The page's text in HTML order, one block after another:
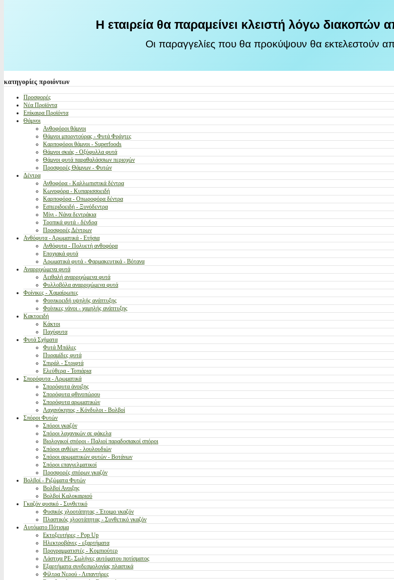
Η εταιρεία θα παραμείνει κλειστή λόγω διακοπών
Οι παραγγελίες που θα προκύψουν θα εκτελεστούν
κατηγορίες προιόντων
Προσφορές
Νέα Προϊόντα
Επίκαιρα Προϊόντα
Θάμνοι
Ανθοφόροι θάμνοι
Θάμνοι μπορντούρας - Φυτά Φράχτες
Καρποφόροι θάμνοι - Superfoods
Θάμνοι σκιάς - Οξύφυλλα φυτά
Θάμνοι φυτά παραθαλάσσιων περιοχών
Προσφορές Θάμνων - Φυτών
Δέντρα
Ανθοφόρα - Καλλωπιστικά δέντρα
Κωνοφόρα - Κυπαρισσοειδή
Καρποφόρα - Οπωροφόρα δέντρα
Εσπεριδοειδή - Ξυνόδεντρα
Μίνι - Νάνα δεντράκια
Τροπικά φυτά - δένδρα
Προσφορές Δέντρων
Ανθόφυτα - Αρωματικά - Ετήσια
Ανθόφυτα - Πολυετή ανθοφόρα
Εποχιακά φυτά
Αρωματικά φυτά - Φαρμακευτικά - Βότανα
Αναρριχώμενα φυτά
Αειθαλή αναρριχώμενα φυτά
Φυλλοβόλα αναρριχώμενα φυτά
Φοίνικες - Χαμαίρωπες
Φοινικοειδή υψηλής ανάπτυξης
Φοίνικες νάνοι - χαμηλής ανάπτυξης
Κακτοειδή
Κάκτοι
Παχύφυτα
Φυτά Σχήματα
Φυτά Μπάλες
Πυραμίδες φυτά
Σπιράλ - Στριφτά
Ελεύθερα - Τοπιάρια
Σπορόφυτα - Αρωματικά
Σπορόφυτα άνοιξης
Σπορόφυτα φθινοπώρου
Σπορόφυτα αρωματικών
Λαχανόκηπος - Κόνδυλοι - Βολβοί
Σπόροι Φυτών
Σπόροι γκαζόν
Σπόροι λαχανικών σε φάκελα
Βιολογικοί σπόροι - Παλιοί παραδοσιακοί σπόροι
Σπόροι ανθέων - λουλουδιών
Σπόροι αρωματικών φυτών - Βοτάνων
Σπόροι επαγγελματικοί
Προσφορές σπόρων γκαζόν
Βολβοί - Ριζώματα Φυτών
Βολβοί Ανοιξης
Βολβοί Καλοκαιριού
Γκαζόν φυσικό - Συνθετικό
Φυσικός χλοοτάπητας - Έτοιμο γκαζόν
Πλαστικός χλοοτάπητας - Συνθετικό γκαζόν
Αυτόματο Πότισμα
Εκτοξευτήρες - Pop Up
Ηλεκτροβάνες - εξαρτήματα
Προγραμματιστές - Κομπιούτερ
Λάστιχα PE- Σωλήνες αυτόματου ποτίσματος
Εξαρτήματα συνδεσμολογίας πλαστικά
Φίλτρα Νερού - Λιπαντήρες